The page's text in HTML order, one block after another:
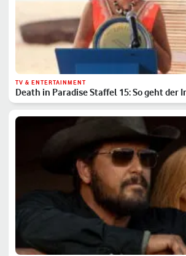
TV & ENTERTAINMENT
Death in Paradise Staffel 15: So geht der